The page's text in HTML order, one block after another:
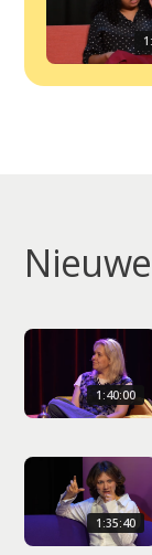
1:40:00
1:35:40